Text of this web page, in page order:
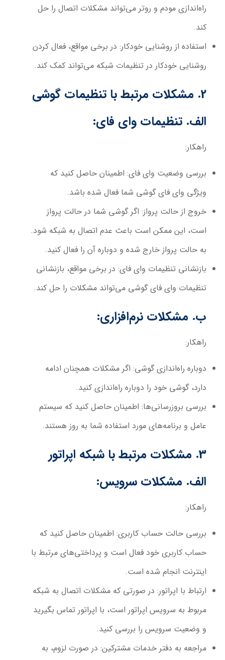
راه‌اندازی مودم و روتر می‌تواند مشکلات اتصال را حل
کند.
استفاده از روشنایی خودکار: در برخی مواقع، فعال کردن
روشنایی خودکار در تنظیمات شبکه می‌تواند کمک کند.
2. مشکلات مرتبط با تنظیمات گوشی
الف. تنظیمات وای فای:
راهکار:
بررسی وضعیت وای فای: اطمینان حاصل کنید که
ویژگی وای فای گوشی شما فعال شده باشد.
خروج از حالت پرواز: اگر گوشی شما در حالت پرواز
است، این ممکن است باعث عدم اتصال به شبکه شود.
به حالت پرواز خارج شده و دوباره آن را فعال کنید.
بازنشانی تنظیمات وای فای: در برخی مواقع، بازنشانی
تنظیمات وای فای گوشی می‌تواند مشکلات را حل کند.
ب. مشکلات نرم‌افزاری:
راهکار:
دوباره راه‌اندازی گوشی: اگر مشکلات همچنان ادامه
دارد، گوشی خود را دوباره راه‌اندازی کنید.
بررسی بروزرسانی‌ها: اطمینان حاصل کنید که سیستم
عامل و برنامه‌های مورد استفاده شما به روز هستند.
3. مشکلات مرتبط با شبکه اپراتور
الف. مشکلات سرویس:
راهکار:
بررسی حالت حساب کاربری: اطمینان حاصل کنید که
حساب کاربری خود فعال است و پرداختی‌های مرتبط با
اینترنت انجام شده است.
ارتباط با اپراتور: در صورتی که مشکلات اتصال به شبکه
مربوط به سرویس اپراتور است، با اپراتور تماس بگیرید
و وضعیت سرویس را بررسی کنید.
مراجعه به دفتر خدمات مشترکین: در صورت لزوم، به